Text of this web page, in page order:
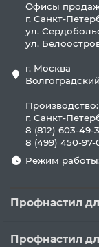
Офисы
г. Санкт-
ул.
ул.
г. Москва
Производство:
г. Санкт-
8 (812) 603-49-
8 (499) 450-97-
Режим
Профнастил
Профнастил